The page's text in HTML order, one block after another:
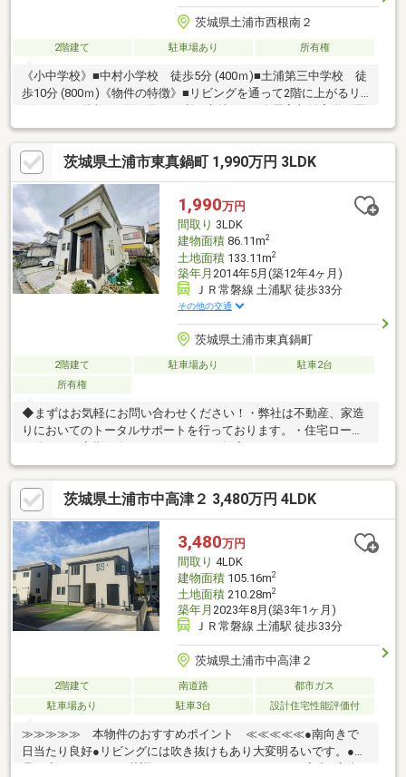
茨城県土浦市西根南２
2階建て 駐車場あり 所有権
《小中学校》■中村小学校 徒歩5分 (400ｍ)■土浦第三中学校 徒
歩10分 (800ｍ)《物件の特徴》■リビングを通って2階に上がるリ
辺環境》■カスミまで徒歩14分■ファミリーマートまで徒歩6分■中
八公園まで徒歩14分《ひだまりハウスのお家探し》（1）当社提
携銀行ご紹介・変動金利0.59％～（最低金利基準）、団体信用生
命保険（全疾病と5つの重大疾病保証付）（2）自己資金0円、勤
続1年未満、産休・育休中、確定申告等の住宅購入サポート（3）
諸費用ローン・おまとめローンのご紹介
茨城県土浦市東真鍋町 1,990万円 3LDK
1,990万円
間取り 3LDK
建物面積86.11m2
土地面積133.11m2
築年月 2014年5月(築12年4ヶ月)
ＪＲ常磐線 土浦駅 徒歩33分
その他の交通
茨城県土浦市東真鍋町
2階建て 駐車場あり
駐車2台
所有権
◆まずはお気軽にお問い合わせください！・弊社は不動産、家造
りにおいてのトータルサポートを行っております。・住宅ローン
す。・スタッフ一同、誠心誠意ご対応させていただきます！◆経
験知識が豊富なスタッフが在籍！迅速な対応を心掛けておりま
す。・お問合せを受けてから即日ご対応をさせていただきま
す。・その他物件情報も多数ございます！お気軽にお問い合わせ
ください。
茨城県土浦市中高津２ 3,480万円 4LDK
3,480万円
間取り 4LDK
建物面積105.16m2
土地面積210.28m2
築年月 2023年8月(築3年1ヶ月)
ＪＲ常磐線 土浦駅 徒歩33分
茨城県土浦市中高津２
2階建て 南道路
都市ガス
駐車場あり
駐車3台 設計住宅性能評価付
≫≫≫≫≫ 本物件のおすすめポイント ≪≪≪≪≪●南向きで
日当たり良好●リビングには吹き抜けもあり大変明るいです。●建